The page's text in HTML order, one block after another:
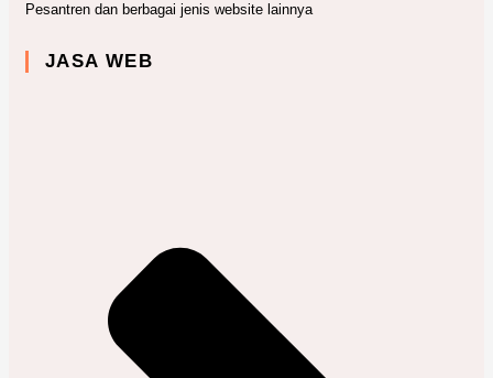
Pesantren dan berbagai jenis website lainnya
JASA WEB